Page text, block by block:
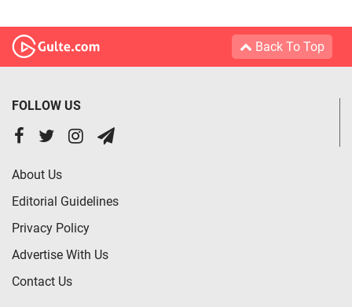
Back To Top
FOLLOW US
About Us
Editorial Guidelines
Privacy Policy
Advertise With Us
Contact Us